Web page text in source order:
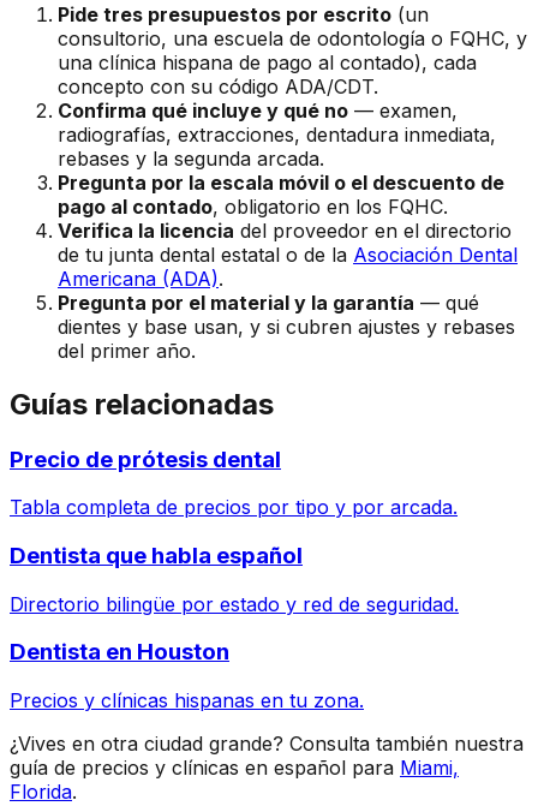
Pide tres presupuestos por escrito (un
consultorio, una escuela de odontología o FQHC, y
una clínica hispana de pago al contado), cada
concepto con su código ADA/CDT.
Confirma qué incluye y qué no — examen,
radiografías, extracciones, dentadura inmediata,
rebases y la segunda arcada.
Pregunta por la escala móvil o el descuento de
pago al contado, obligatorio en los FQHC.
Verifica la licencia del proveedor en el directorio
de tu junta dental estatal o de la Asociación Dental
Americana (ADA).
Pregunta por el material y la garantía — qué
dientes y base usan, y si cubren ajustes y rebases
del primer año.
Guías relacionadas
Precio de prótesis dental
Tabla completa de precios por tipo y por arcada.
Dentista que habla español
Directorio bilingüe por estado y red de seguridad.
Dentista en Houston
Precios y clínicas hispanas en tu zona.
¿Vives en otra ciudad grande? Consulta también nuestra
guía de precios y clínicas en español para Miami,
Florida.